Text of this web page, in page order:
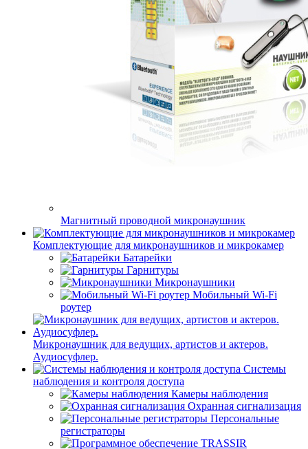
Магнитный проводной микронаушник
Комплектующие для микронаушников и микрокамер
Батарейки
Гарнитуры
Микронаушники
Мобильный Wi-Fi
роутер
Микронаушник для ведущих, артистов и актеров.
Аудиосуфлер.
Системы
наблюдения и контроля доступа
Камеры наблюдения
Охранная сигнализация
Персональные
регистраторы